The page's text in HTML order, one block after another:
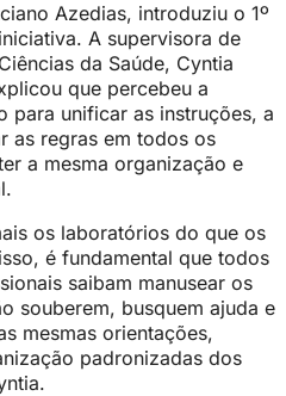
Azedias, introduziu o 1º
A supervisora de
da Saúde, Cyntia
que percebeu a
para unificar as instruções, a
as regras em todos os
a mesma organização e
os laboratórios do que os
é fundamental que todos
saibam manusear os
souberem, busquem ajuda e
mesmas orientações,
padronizadas dos